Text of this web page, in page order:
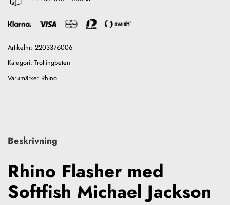
Artikelnr: 2203376006
Kategori: Trollingbeten
Varumärke: Rhino
Beskrivning
Rhino Flasher med
Softfish Michael Jackson